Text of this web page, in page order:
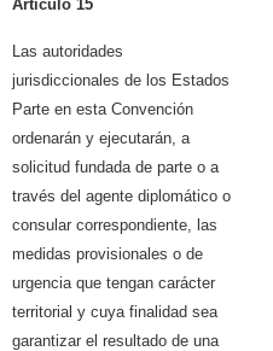
Artículo 15
Las autoridades
jurisdiccionales de los Estados
Parte en esta Convención
ordenarán y ejecutarán, a
solicitud fundada de parte o a
través del agente diplomático o
consular correspondiente, las
medidas provisionales o de
urgencia que tengan carácter
territorial y cuya finalidad sea
garantizar el resultado de una